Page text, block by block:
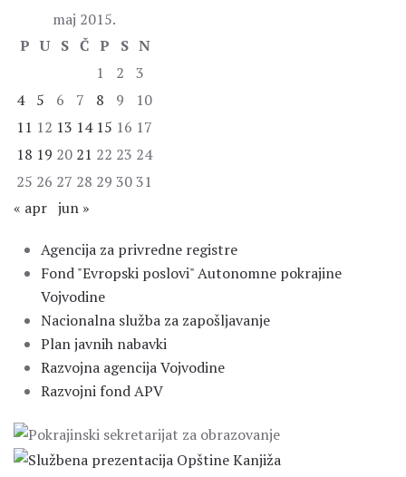
maj 2015.
P U S Č P S N
1
2
3
4
5 6 7 8 9
10
11 12 13 14 15 16 17
18 19 20 21 22 23 24
25 26 27 28 29 30 31
« apr jun »
Agencija za privredne registre
Fond "Evropski poslovi" Autonomne pokrajine
Vojvodine
Nacionalna služba za zapošljavanje
Plan javnih nabavki
Razvojna agencija Vojvodine
Razvojni fond APV